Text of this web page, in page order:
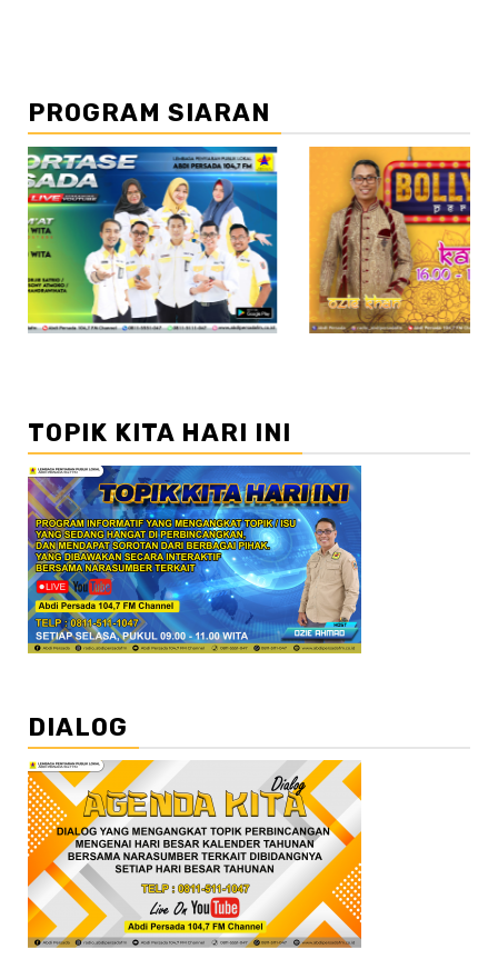
PROGRAM SIARAN
//2
TOPIK KITA HARI INI
DIALOG